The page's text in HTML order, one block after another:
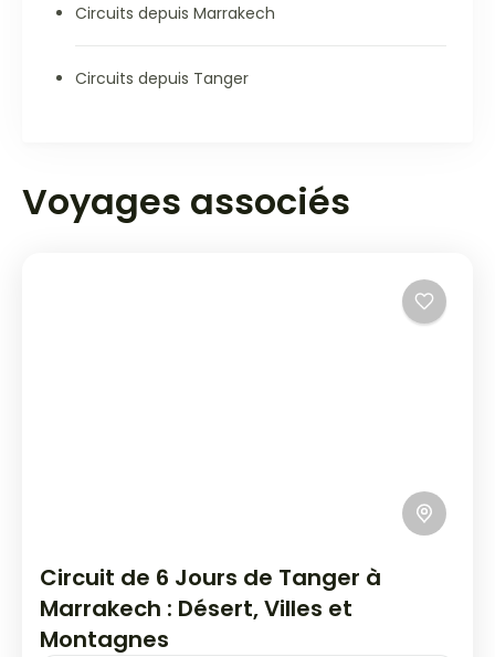
Circuits depuis Marrakech
Circuits depuis Tanger
Voyages associés
Circuit de 6 Jours de Tanger à
Marrakech : Désert, Villes et
Montagnes